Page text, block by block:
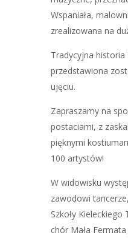
Wspaniała,
zrealizowana na
Tradycyjna historia
przedstawiona
ujęciu.
Zapraszamy na
postaciami, z
pięknymi
100 artystów!
W widowisku
zawodowi
Szkoły
chór Mała